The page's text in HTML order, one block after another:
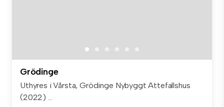
Grödinge
Uthyres i Vårsta, Grödinge Nybyggt Attefallshus
(2022) ...